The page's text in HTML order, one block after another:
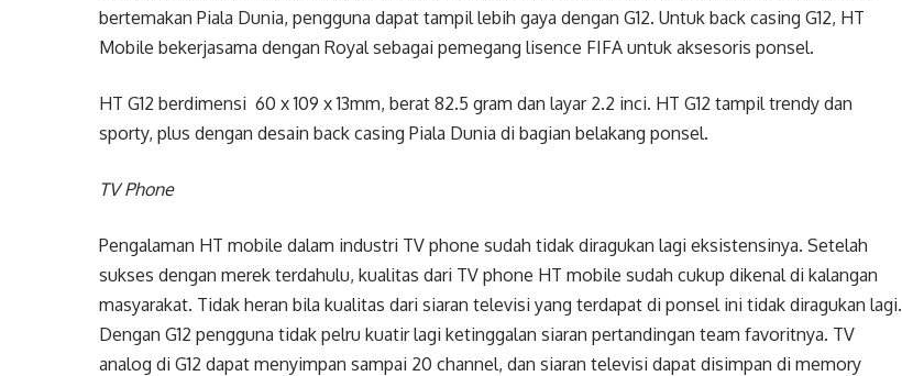
bertemakan Piala Dunia, pengguna dapat tampil lebih gaya dengan G12. Untuk back casing G12, HT
Mobile bekerjasama dengan Royal sebagai pemegang lisence FIFA untuk aksesoris ponsel.
HT G12 berdimensi 60 x 109 x 13mm, berat 82.5 gram dan layar 2.2 inci. HT G12 tampil trendy dan
sporty, plus dengan desain back casing Piala Dunia di bagian belakang ponsel.
TV Phone
Pengalaman HT mobile dalam industri TV phone sudah tidak diragukan lagi eksistensinya. Setelah
sukses dengan merek terdahulu, kualitas dari TV phone HT mobile sudah cukup dikenal di kalangan
masyarakat. Tidak heran bila kualitas dari siaran televisi yang terdapat di ponsel ini tidak diragukan lagi.
Dengan G12 pengguna tidak pelru kuatir lagi ketinggalan siaran pertandingan team favoritnya. TV
analog di G12 dapat menyimpan sampai 20 channel, dan siaran televisi dapat disimpan di memory